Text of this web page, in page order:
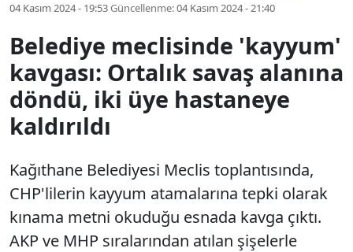
04 Kasım 2024 - 19:53Güncellenme:04 Kasım 2024 - 21:40
Belediye meclisinde 'kayyum'
kavgası: Ortalık savaş alanına
döndü, iki üye hastaneye
kaldırıldı
Kağıthane Belediyesi Meclis toplantısında,
CHP'lilerin kayyum atamalarına tepki olarak
kınama metni okuduğu esnada kavga çıktı.
AKP ve MHP sıralarından atılan şişelerle